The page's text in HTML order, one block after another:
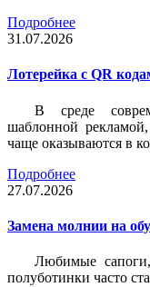
Подробнее
31.07.2026
Лотерейка c QR
В среде
шаблонной
чаще оказываются в
Подробнее
27.07.2026
Замена молнии на
Любимые
полуботинки часто